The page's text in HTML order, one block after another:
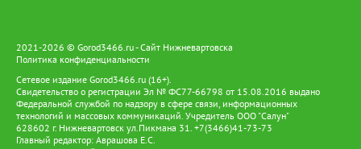
2021-2026 © Gorod3466.ru - Сайт Нижневартовска
Политика конфиденциальности
Сетевое издание Gorod3466.ru (16+).
Свидетельство о регистрации Эл № ФС77-66798 от 15.08.2016 выдано
Федеральной службой по надзору в сфере связи, информационных
технологий и массовых коммуникаций. Учредитель ООО "Салун"
628602 г. Нижневартовск ул.Пикмана 31. +7(3466)41-73-73
Главный редактор: Аврашова Е.С.